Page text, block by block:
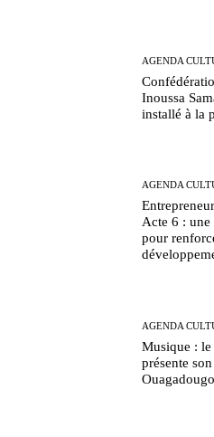
AGENDA
Inoussa
installé à la
AGENDA
Acte 6 :
pour
AGENDA
Musique :
présente